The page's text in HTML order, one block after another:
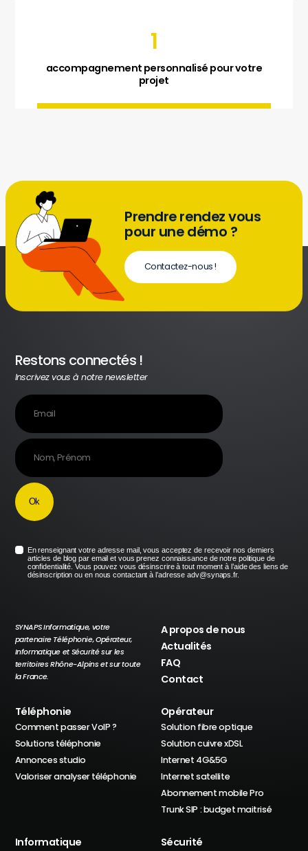
1
accompagnement personnalisé pour votre
projet
Prendre rendez vous
pour une démo ?
Contactez-nous !
Restons connectés !
Inscrivez vous à notre newsletter
En renseignant votre adresse mail, vous acceptez de recevoir nos derniers
articles de blog par email et vous prenez connaissance de notre politique de
confidentialité. Vous pouvez vous désinscrire à tout moment à l’aide des liens de
désinscription ou en nous contactant à l’adresse adv@synaps.fr.
SYNAPS Informatique, votre
partenaire Téléphonie, Opérateur,
Informatique et Sécurité sur les
territoires Rhône-Alpins et sur toute
la France.
A propos de nous
Actualités
FAQ
Contact
Téléphonie
Comment passer VoIP ?
Solutions téléphonie
Annonces studio
Valoriser analyser téléphonie
Opérateur
Solution fibre optique
Solution cuivre xDSL
Internet 4G&5G
Internet satellite
Abonnement mobile Pro
Trunk SIP : budget maitrisé
Informatique Sécurité